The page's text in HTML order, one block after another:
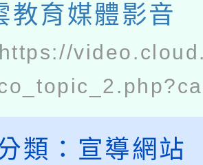
教育媒體影音
https://
類： 宣導網站